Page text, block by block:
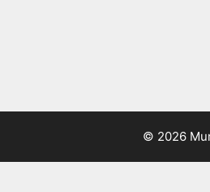
© 2026